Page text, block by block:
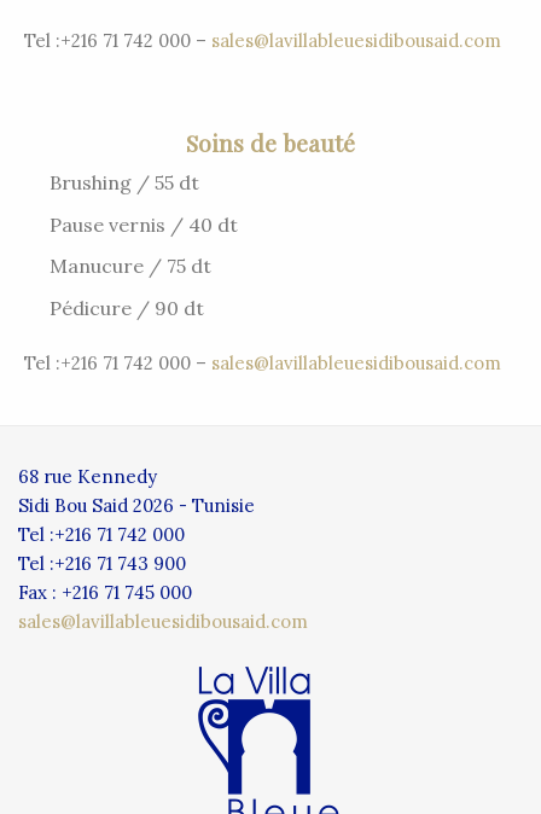
Tel :+216 71 742 000 – sales@lavillableuesidibousaid.com
Soins de beauté
Brushing / 55 dt
Pause vernis / 40 dt
Manucure / 75 dt
Pédicure / 90 dt
Tel :+216 71 742 000 – sales@lavillableuesidibousaid.com
68 rue Kennedy
Sidi Bou Said 2026 - Tunisie
Tel :+216 71 742 000
Tel :+216 71 743 900
Fax : +216 71 745 000
sales@lavillableuesidibousaid.com